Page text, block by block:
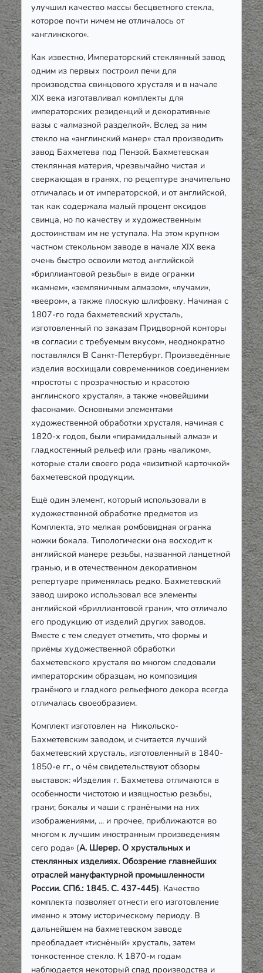
улучшил качество массы бесцветного стекла,
которое почти ничем не отличалось от
«англинского».
Как известно, Императорский стеклянный завод
одним из первых построил печи для
производства свинцового хрусталя и в начале
XIX века изготавливал комплекты для
императорских резиденций и декоративные
вазы с «алмазной разделкой». Вслед за ним
стекло на «англинский манер» стал производить
завод Бахметева под Пензой. Бахметевская
стеклянная материя, чрезвычайно чистая и
сверкающая в гранях, по рецептуре значительно
отличалась и от императорской, и от английской,
так как содержала малый процент оксидов
свинца, но по качеству и художественным
достоинствам им не уступала. На этом крупном
частном стекольном заводе в начале ХІХ века
очень быстро освоили метод английской
«бриллиантовой резьбы» в виде огранки
«камнем», «земляничным алмазом», «лучами»,
«веером», а также плоскую шлифовку. Начиная с
1807-го года бахметевский хрусталь,
изготовленный по заказам Придворной конторы
«в согласии с требуемым вкусом», неоднократно
поставлялся B Санкт-Петербург. Произведённые
изделия восхищали современников соединением
«простоты с прозрачностью и красотою
англинского хрусталя», а также «новейшими
фасонами». Основными элементами
художественной обработки хрусталя, начиная с
1820-х годов, были «пирамидальный алмаз» и
гладкостенный рельеф или грань «валиком»,
которые стали своего рода «визитной карточкой»
бахметевской продукции.
Ещё один элемент, который использовали в
художественной обработке предметов из
Комплекта, это мелкая ромбовидная огранка
ножки бокала. Типологически она восходит к
английской манере резьбы, названной ланцетной
гранью, и в отечественном декоративном
репертуаре применялась редко. Бахметевский
завод широко использовал все элементы
английской «бриллиантовой грани», что отличало
его продукцию от изделий других заводов.
Вместе с тем следует отметить, что формы и
приёмы художественной обработки
бахметевского хрусталя во многом следовали
императорским образцам, но композиция
гранёного и гладкого рельефного декора всегда
отличалась своеобразием.
Комплект изготовлен на Никольско-
Бахметевским заводом, и считается лучший
бахметевский хрусталь, изготовленный в 1840-
1850-е гг., о чём свидетельствуют обзоры
выставок: «Изделия г. Бахметева отличаются в
особенности чистотою и изящностью резьбы,
грани; бокалы и чаши с гранёными на них
изображениями, ... и прочее, приближаются во
многом к лучшим иностранным произведениям
сего рода» (А. Шерер. О хрустальных и
стеклянных изделиях. Обозрение главнейших
отраслей мануфактурной промышленности
России. СПб.: 1845. С. 437-445). Качество
комплекта позволяет отнести его изготовление
именно к этому историческому периоду. В
дальнейшем на бахметевском заводе
преобладает «тиснёный» хрусталь, затем
тонкостенное стекло. К 1870-м годам
наблюдается некоторый спад производства и